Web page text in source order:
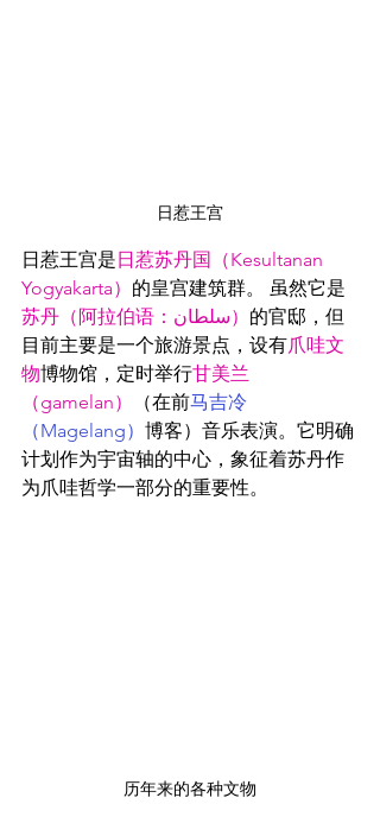
日惹王宫
日惹王宫是 日惹苏丹国（Kesultanan
Yogyakarta） 的皇宫建筑群。 虽然它是
苏丹（ 阿 拉伯语：سلطان） 的官邸，但
目前主要是一个旅游景点，设有爪哇文
物博物馆，定时举行甘美兰
（gamelan）
（在前马吉冷
（Magelang） 博客）音乐表演。它明确
计划作为宇宙轴的中心，象征着苏丹作
为爪哇哲学一部分的重要性。
历年来的各种文物